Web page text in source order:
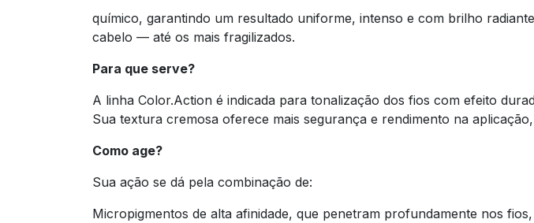
químico, garantindo um resultado uniforme, intenso e com brilho
cabelo — até os mais fragilizados.
Para que serve?
A linha Color.Action é indicada para tonalização dos fios com efeito
Sua textura cremosa oferece mais segurança e rendimento na
Como age?
Sua ação se dá pela combinação de:
Micropigmentos de alta afinidade, que penetram profundamente nos